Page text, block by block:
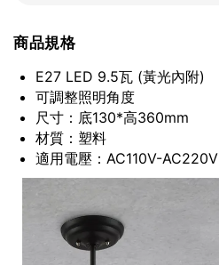
商品規格
E27 LED 9.5瓦 (黃光內附)
可調整照明角度
尺寸：底130*高360mm
材質：塑料
適用電壓：AC110V-AC220V